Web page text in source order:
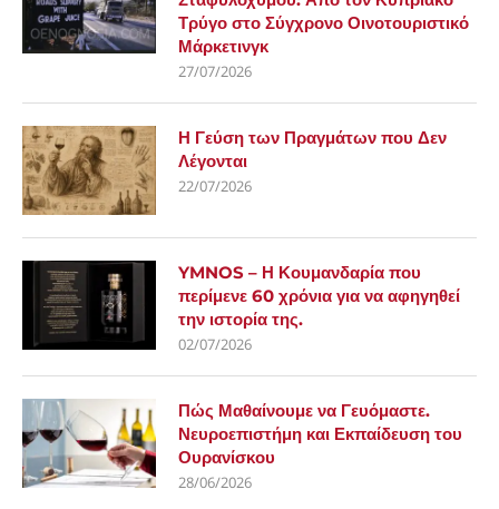
Τρύγο στο Σύγχρονο Οινοτουριστικό
Μάρκετινγκ
27/07/2026
Η Γεύση των Πραγμάτων που Δεν
Λέγονται
22/07/2026
YMNOS – Η Κουμανδαρία που
περίμενε 60 χρόνια για να αφηγηθεί
την ιστορία της.
02/07/2026
Πώς Μαθαίνουμε να Γευόμαστε.
Νευροεπιστήμη και Εκπαίδευση του
Ουρανίσκου
28/06/2026